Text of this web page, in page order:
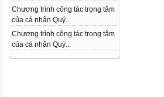
Chương trình công tác trọng tâm
của cá nhân Quý...
Chương trình công tác trọng tâm
của cá nhân Quý...